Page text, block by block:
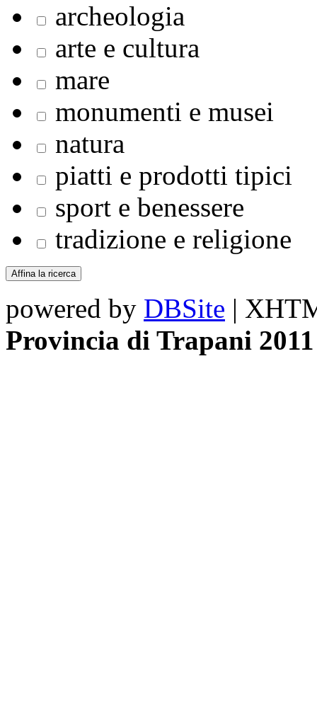
archeologia
arte e cultura
mare
monumenti e musei
natura
piatti e prodotti tipici
sport e benessere
tradizione e religione
powered by DBSite |
Provincia di Trapani 2011